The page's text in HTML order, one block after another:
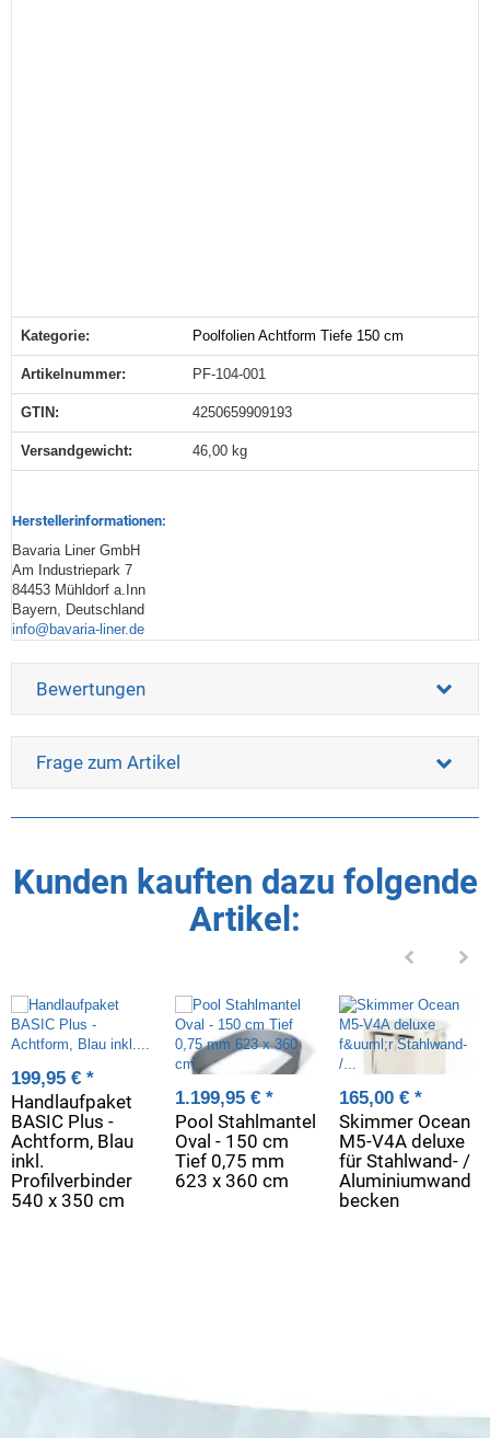
Produkteigenschaft
Wert
Kategorie: Poolfolien Achtform Tiefe 150 cm
Artikelnummer: PF-104-001
GTIN: 4250659909193
Versandgewicht‍: 46,00 kg
Herstellerinformationen:
Bavaria Liner GmbH
Am Industriepark 7
84453 Mühldorf a.Inn
Bayern, Deutschland
info@bavaria-liner.de
Bewertungen
Frage zum Artikel
Kunden kauften dazu folgende
Artikel:
Handlaufpaket
BASIC Plus -
Achtform, Blau
inkl.
Profilverbinder
540 x 350 cm
199,95 € *
Pool Stahlmantel
Oval - 150 cm
Tief 0,75 mm
623 x 360 cm
1.199,95 € *
Skimmer Ocean
M5-V4A deluxe
für Stahlwand- /
Aluminiumwand
becken
165,00 € *